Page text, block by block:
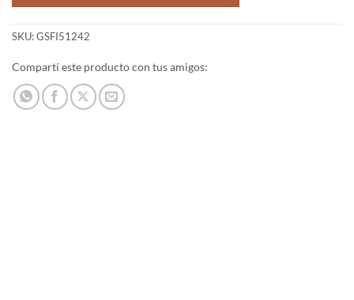
SKU:GSFI51242
Compartí este producto con tus amigos: